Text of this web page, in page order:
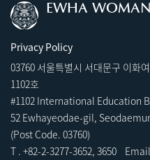
EWHA
Privacy Policy
03760 서울특별시 서대문구 이화
1102호
#1102 International Education
52 Ewhayeodae-gil,
(Post Code. 03760)
T . +82-2-3277-3652, 3650